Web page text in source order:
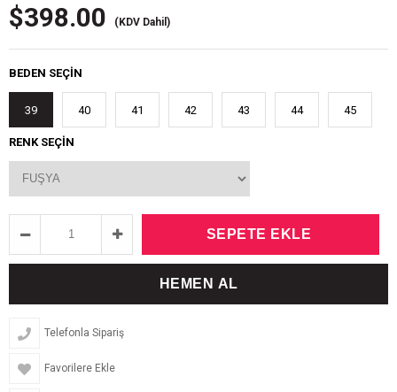
$398.00 (KDV Dahil)
BEDEN SEÇİN
39 40 41 42 43 44 45
RENK SEÇİN
Telefonla Sipariş
Favorilere Ekle